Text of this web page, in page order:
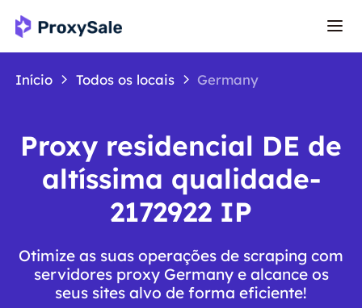
Início Todos os locais Germany
Proxy residencial DE de
altíssima qualidade-
2172922 IP
Otimize as suas operações de scraping com
servidores proxy Germany e alcance os
seus sites alvo de forma eficiente!